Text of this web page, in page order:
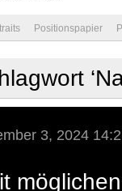
Positionspapier
3, 2024